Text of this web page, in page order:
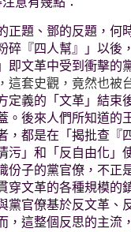
正題、鄧的反題，何
粉碎『四人幫』」以
即文革中受到衝擊的
這套史觀，竟然也被
定義的「文革」結束
。後來人們所知道
，都是在「揭批查『
清污」和「反自由化」
份子的黨官僚，不正
穿文革的各種規模的
黨官僚基於反文革、
，這整個反思的主流